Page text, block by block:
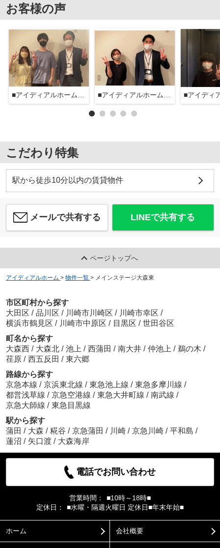
お客様の声
■アイディアルホーム大森本店■ ■アイディアルホーム大森本店■
こだわり特集
駅から徒歩10分以内の賃貸物件
メールで共有する LINEで共有する
ページトップへ
アイディアルホーム > 物件一覧 > メインステージ大森東
市区町村から探す
大田区 / 品川区 / 川崎市川崎区 / 川崎市幸区 /
横浜市鶴見区 / 川崎市中原区 / 目黒区 / 世田谷区
町名から探す
大森西 / 大森北 / 池上 / 西蒲田 / 南大井 / 仲池上 / 鵜の木 /
荏原 / 西五反田 / 東六郷
路線から探す
京急本線 / 京浜東北線 / 東急池上線 / 東急多摩川線 /
都営浅草線 / 京急空港線 / 東急大井町線 / 南武線 /
京急大師線 / 東急目黒線
駅から探す
蒲田 / 大森 / 糀谷 / 京急蒲田 / 川崎 / 京急川崎 / 平和島 /
蓮沼 / 矢口渡 / 大森海岸
電話でお問い合わせ
営業時間：
■10時～18時■
定休日：
■水曜・隔週火曜日 定休日■年末年始■
ホーム 会社概要